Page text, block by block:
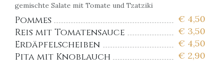
gemischte Salate mit Tomate und Tzatziki
€ 4,50
Pommes
€ 3,50
Reis mit Tomatensauce
€ 4,50
Erdäpfelscheiben
€ 2,90
Pita mit Knoblauch